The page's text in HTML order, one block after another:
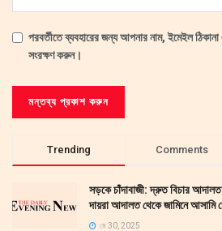
পরবর্তীতে ব্যবহারের জন্য আপনার নাম, ইমেইল
সংরক্ষণ করুন।
Trending Comments
সড়কে চাঁদাবাজী: দ্রুত বিচার আদালত
দায়রা আদালত থেকে জামিনে আসামি
মে 30, 2025